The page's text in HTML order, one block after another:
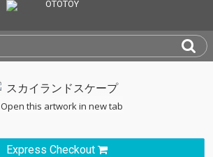
Open this artwork in new tab
Express Checkout